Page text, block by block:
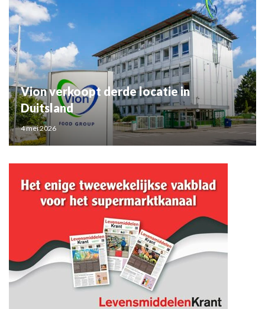
Vion verkoopt derde locatie in
Duitsland
4 mei 2026